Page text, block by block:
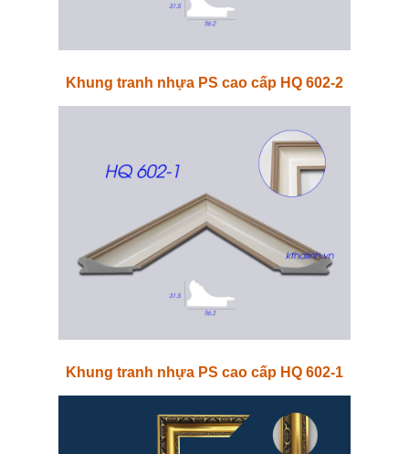
Khung tranh nhựa PS cao cấp HQ 602-2
Khung tranh nhựa PS cao cấp HQ 602-1